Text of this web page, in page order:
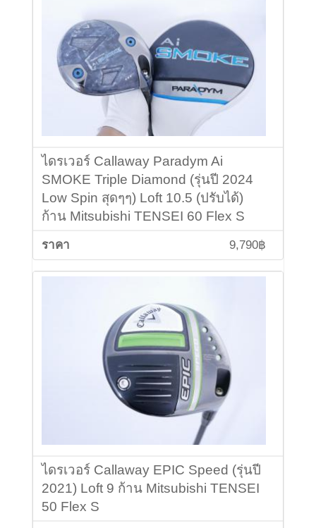
ไดรเวอร์ Callaway Paradym Ai
SMOKE Triple Diamond (รุ่นปี 2024
Low Spin สุดๆๆ) Loft 10.5 (ปรับได้)
ก้าน Mitsubishi TENSEI 60 Flex S
9,790฿
ไดรเวอร์ Callaway EPIC Speed (รุ่นปี
2021) Loft 9 ก้าน Mitsubishi TENSEI
50 Flex S